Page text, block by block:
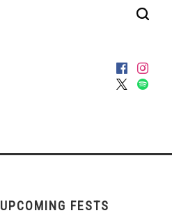
UPCOMING FESTS